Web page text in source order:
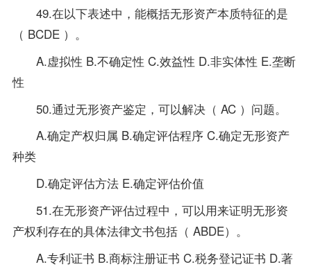
49.在以下表述中，能概括无形资产本质特征的是
（ BCDE ）。
A.虚拟性 B.不确定性 C.效益性 D.非实体性 E.垄断
性
50.通过无形资产鉴定，可以解决（ AC ）问题。
A.确定产权归属 B.确定评估程序 C.确定无形资产
种类
D.确定评估方法 E.确定评估价值
51.在无形资产评估过程中，可以用来证明无形资
产权利存在的具体法律文书包括（ ABDE）。
A.专利证书 B.商标注册证书 C.税务登记证书 D.著